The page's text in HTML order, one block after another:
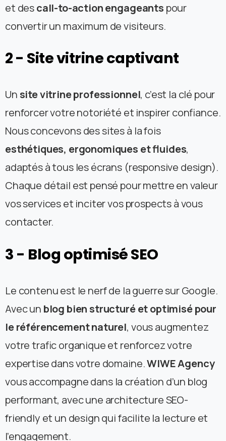
et descall-to-action engageants pour
convertir un maximum de visiteurs.
2- Sitevitrinecaptivant
Unsite vitrine professionnel, c’est la clé pour
renforcer votre notoriété et inspirer confiance.
Nous concevons des sites à la fois
esthétiques, ergonomiques et fluides,
adaptés à tous les écrans (responsive design).
Chaque détail est pensé pour mettre en valeur
vos services et inciter vos prospects à vous
contacter.
3 - Blog optimiséSEO
Le contenu est le nerf de la guerre sur Google.
Avec un blog bien structuré et optimisé pour
le référencement naturel, vous augmentez
votre trafic organique et renforcez votre
expertise dans votre domaine.WIWE Agency
vous accompagne dans la création d’un blog
performant, avec une architecture SEO-
friendly et un design qui facilite la lecture et
l’engagement.